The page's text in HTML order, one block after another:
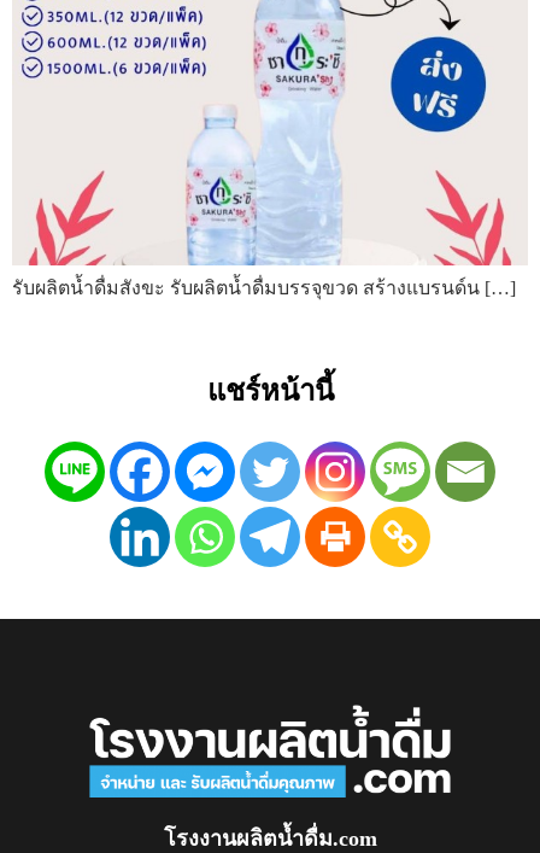
รับผลิตน้ำดื่มสังขะ รับผลิตน้ำดื่มบรรจุขวด สร้างแบรนด์น […]
แชร์หน้านี้
โรงงานผลิตน้ำดื่ม.com